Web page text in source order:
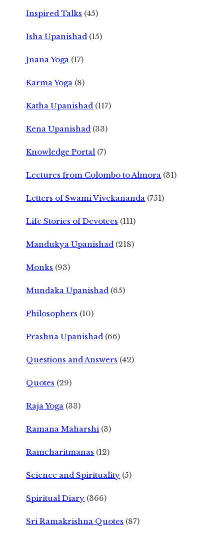
Inspired Talks (45)
Isha Upanishad (15)
Jnana Yoga (17)
Karma Yoga (8)
Katha Upanishad (117)
Kena Upanishad (33)
Knowledge Portal (7)
Lectures from Colombo to Almora (31)
Letters of Swami Vivekananda (751)
Life Stories of Devotees (111)
Mandukya Upanishad (218)
Monks (93)
Mundaka Upanishad (65)
Philosophers (10)
Prashna Upanishad (66)
Questions and Answers (42)
Quotes (29)
Raja Yoga (33)
Ramana Maharshi (3)
Ramcharitmanas (12)
Science and Spirituality (5)
Spiritual Diary (366)
Sri Ramakrishna Quotes (87)